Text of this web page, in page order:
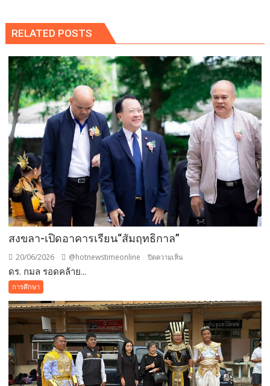
RELATED POSTS
สงขลา-เปิดอาคารเรียน“สัมฤทธิกาล”
20/06/2026 @hotnewstimeonline ปิดความเห็น
เรียน“สัมฤ
ทธิ
กาล”
ดร. กมล รอดคล้าย...
การศึกษา